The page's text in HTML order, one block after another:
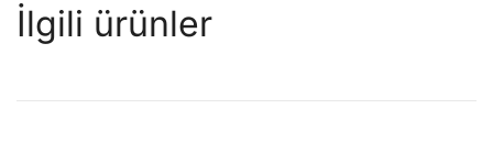
İlgili ürünler